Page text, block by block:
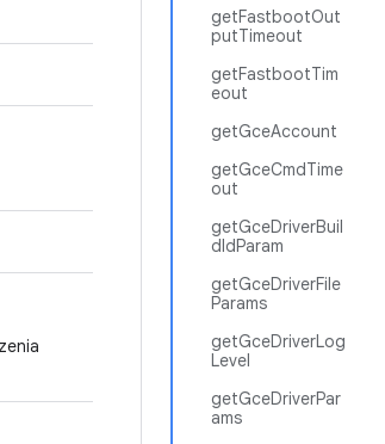
getFastbootOut
putTimeout
getFastbootTim
eout
getGceAccount
getGceCmdTime
out
getGceDriverBuil
dIdParam
getGceDriverFile
Params
getGceDriverLog
Level
getGceDriverPar
ams